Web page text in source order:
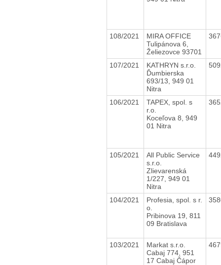
108/2021
MIRA OFFICE
Tulipánova 6,
Želiezovce 93701
107/2021
KATHRYN s.r.o.
Ďumbierska
693/13, 949 01
Nitra
106/2021
TAPEX, spol. s
r.o.
Koceľova 8, 949
01 Nitra
105/2021
All Public Service
s.r.o.
Zlievarenská
1/227, 949 01
Nitra
104/2021
Profesia, spol. s r.
o.
Pribinova 19, 811
09 Bratislava
103/2021
Markat s.r.o.
Cabaj 774, 951
17 Cabaj Čápor